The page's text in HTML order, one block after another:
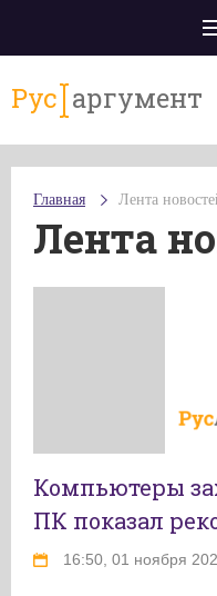
Рус аргумент
Главная Лента
Лента
Компьютеры
ПК показал
16:50, 01 ноября